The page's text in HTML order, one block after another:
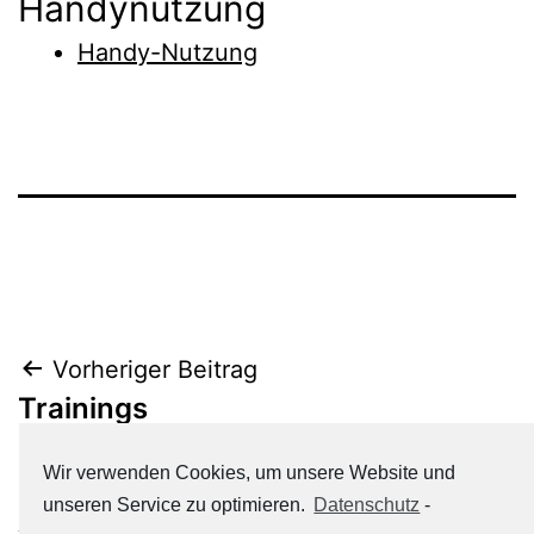
Handy-Nutzung
Beitrags-
Navigation
Vorheriger Beitrag
Trainings
Nächster Beitrag
Angemessene Kleidung
Wir verwenden Cookies, um unsere Website und
unseren Service zu optimieren. Datenschutz -